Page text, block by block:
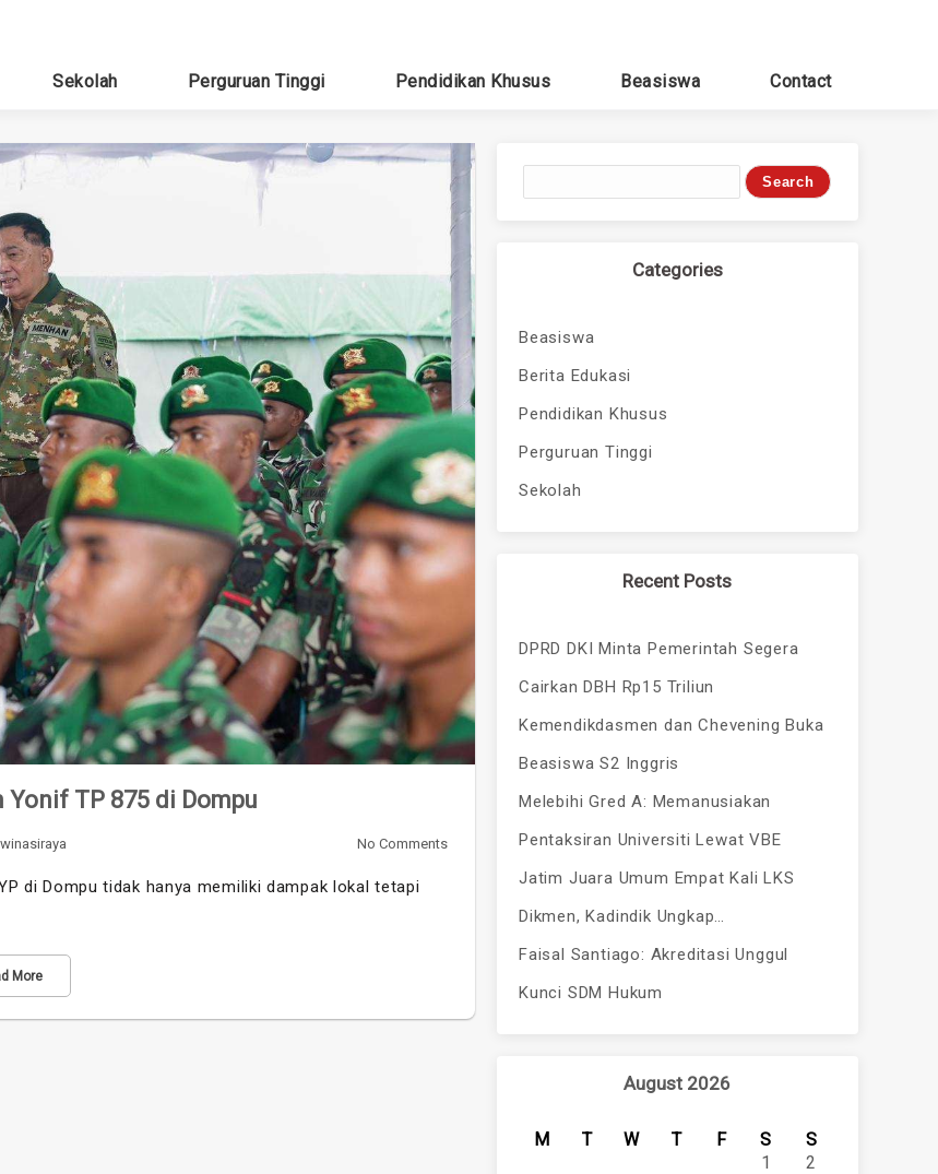
Sekolah Perguruan Tinggi Pendidikan Khusus Beasiswa Contact
Yonif TP 875 di Dompu
No Comments
di Dompu tidak hanya memiliki dampak lokal tetapi
More
Categories
Beasiswa
Berita Edukasi
Pendidikan Khusus
Perguruan Tinggi
Sekolah
Recent Posts
DPRD DKI Minta Pemerintah Segera
Cairkan DBH Rp15 Triliun
Kemendikdasmen dan Chevening Buka
Beasiswa S2 Inggris
Melebihi Gred A: Memanusiakan
Pentaksiran Universiti Lewat VBE
Jatim Juara Umum Empat Kali LKS
Dikmen, Kadindik Ungkap…
Faisal Santiago: Akreditasi Unggul
Kunci SDM Hukum
August 2026
M T W T F S
S
1
2